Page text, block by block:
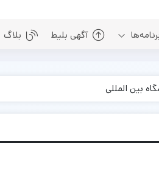
بلیط کنسرت های
آگهی بلیط بلاگ
رضا صادقی
بین المللی